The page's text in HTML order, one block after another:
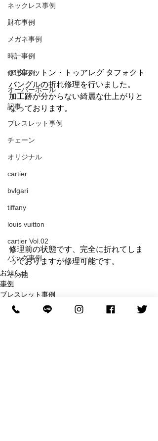
ネックレス事例
財布事例
メガネ事例
時計事例
修理事例
オーバーホール
記事
ブレスレット事例
チェーン
オリジナル
cartier
bvlgari
tiffany
louis vuitton
cartier Vol.02
バッグ事例
その他
アダワットン・トゥアレグ タフォクト
バングルの折れ修理を行いました。
加工跡が分からない綺麗な仕上がりと
なっております。
修理前の状態です、完全に折れてしま
っておりますが修理可能です。
お知らせ
事例
ブレスレット事例